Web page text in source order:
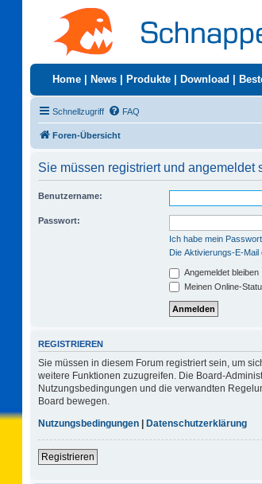
Home News Produkte Download
Schnellzugriff FAQ
Foren-Übersicht
Sie müssen registriert und angemeldet
Benutzername:
Passwort:
Ich habe mein
Die Aktivierungs-E-Mail
Angemeldet bleiben
Meinen Online-
REGISTRIEREN
Sie müssen in diesem Forum registriert sein, um
weitere Funktionen zuzugreifen. Die Board-
Nutzungsbedingungen und die verwandten
Board bewegen.
Nutzungsbedingungen | Datenschutzerklärung
Registrieren